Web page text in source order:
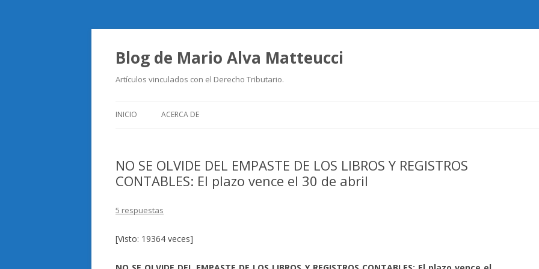
Blog de Mario Alva Matteucci
Artículos vinculados con el Derecho Tributario.
INICIO ACERCA DE
NO SE OLVIDE DEL EMPASTE DE LOS LIBROS Y REGISTROS
CONTABLES: El plazo vence el 30 de abril
5 respuestas
[Visto: 19364 veces]